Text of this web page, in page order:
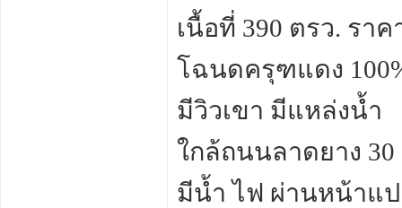
เนื้อที่ 390 ตรว. ราค
โฉนดครุฑแดง
มีวิวเขา มีแหล่งน้ำ
ใกล้ถนนลาดยาง 30
มีน้ำ ไฟ ผ่านหน้าแ